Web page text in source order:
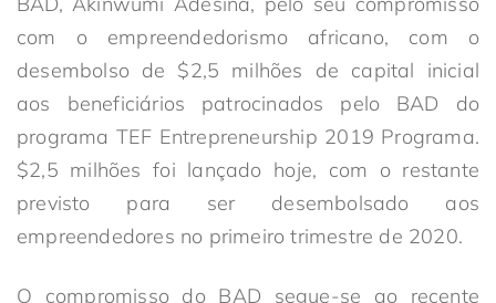
com o empreendedorismo africano, com o
desembolso de $2,5 milhões de capital inicial
aos beneficiários patrocinados pelo BAD do
programa TEF Entrepreneurship 2019 Programa.
$2,5 milhões foi lançado hoje, com o restante
previsto para ser desembolsado aos
empreendedores no primeiro trimestre de 2020.
O compromisso do BAD segue-se ao recente